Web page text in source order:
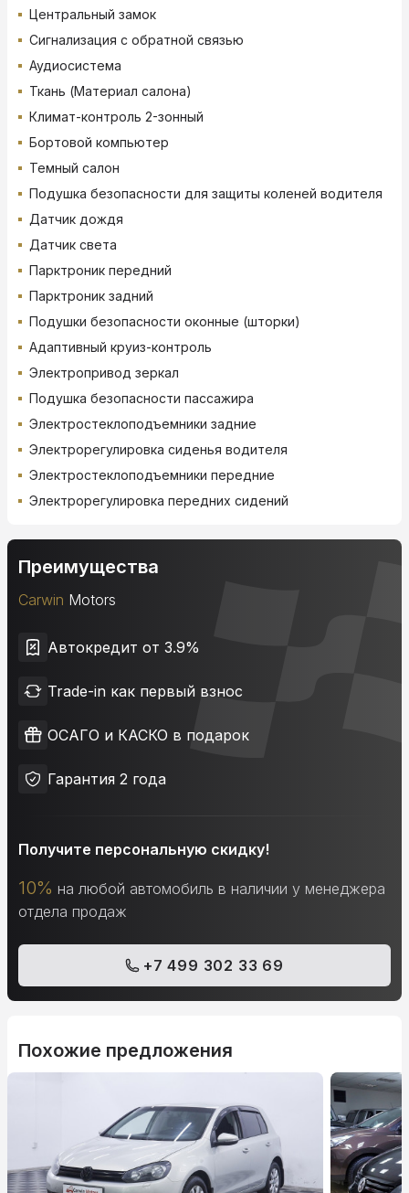
Центральный замок
Сигнализация с обратной связью
Аудиосистема
Ткань (Материал салона)
Климат-контроль 2-зонный
Бортовой компьютер
Темный салон
Подушка безопасности для защиты коленей водителя
Датчик дождя
Датчик света
Парктроник передний
Парктроник задний
Подушки безопасности оконные (шторки)
Адаптивный круиз-контроль
Электропривод зеркал
Подушка безопасности пассажира
Электростеклоподъемники задние
Электрорегулировка сиденья водителя
Электростеклоподъемники передние
Электрорегулировка передних сидений
Преимущества
Carwin Motors
Автокредит от 3.9%
Trade-in как первый взнос
ОСАГО и КАСКО в подарок
Гарантия 2 года
Получите персональную скидку!
10% на любой автомобиль в наличии у менеджера
отдела продаж
+7 499 302 33 69
Похожие предложения